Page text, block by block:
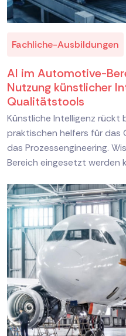
Fachliche-Ausbildungen
AI im Automotive-
Nutzung künstlicher
Qualitätstools
Künstliche Intelligenz rückt
praktischen helfers für das
das Prozessengineering.
Bereich eingesetzt werden